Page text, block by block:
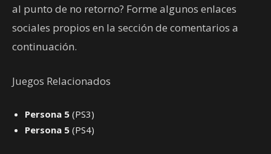
al punto de no retorno? Forme algunos enlaces
sociales propios en la sección de comentarios a
continuación.
Juegos Relacionados
Persona 5 (PS3)
Persona 5 (PS4)